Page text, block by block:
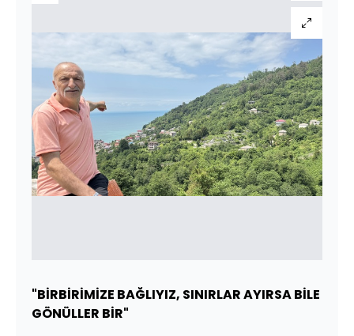
"BİRBİRİMİZE BAĞLIYIZ, SINIRLAR AYIRSA BİLE
GÖNÜLLER BİR"